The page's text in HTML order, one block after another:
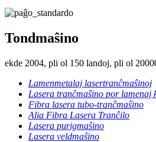
Tondmaŝino
ekde 2004, pli ol 150 landoj, pli ol
Lamenmetalaj lasertranĉmaŝinoj
Lasera tranĉmaŝino por lamenaj
Fibra lasera tubo-tranĉmaŝino
Alia Fibra Lasera Tranĉilo
Lasera purigmaŝino
Lasera veldmaŝino